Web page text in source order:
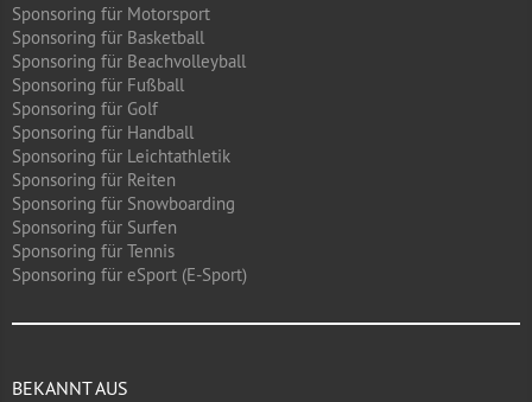
Sponsoring für Motorsport
Sponsoring für Basketball
Sponsoring für Beachvolleyball
Sponsoring für Fußball
Sponsoring für Golf
Sponsoring für Handball
Sponsoring für Leichtathletik
Sponsoring für Reiten
Sponsoring für Snowboarding
Sponsoring für Surfen
Sponsoring für Tennis
Sponsoring für eSport (E-Sport)
BEKANNT AUS